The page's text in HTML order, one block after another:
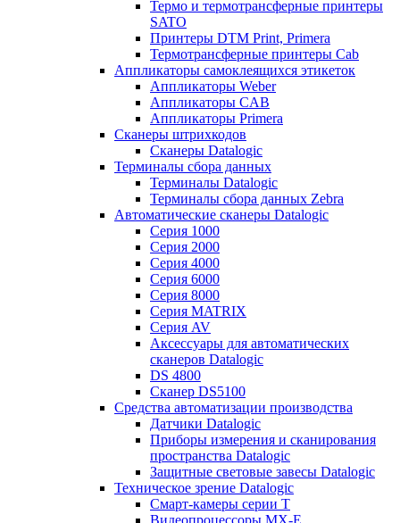
Термо и термотрансферные принтеры
SATO
Принтеры DTM Print, Primera
Термотрансферные принтеры Cab
Аппликаторы самоклеящихся этикеток
Аппликаторы Weber
Аппликаторы CAB
Аппликаторы Primera
Сканеры штрихкодов
Сканеры Datalogic
Терминалы сбора данных
Терминалы Datalogic
Терминалы сбора данных Zebra
Автоматические сканеры Datalogic
Серия 1000
Серия 2000
Серия 4000
Серия 6000
Серия 8000
Серия MATRIX
Серия AV
Аксессуары для автоматических
сканеров Datalogic
DS 4800
Сканер DS5100
Средства автоматизации производства
Датчики Datalogic
Приборы измерения и сканирования
пространства Datalogic
Защитные световые завесы Datalogic
Техническое зрение Datalogic
Смарт-камеры серии T
Видеопроцессоры MX-E